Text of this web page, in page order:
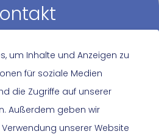
zu uns auf. Wir freuen uns,
helfen gerne weiter!
600 605 50
um Inhalte und Anzeigen zu
für soziale Medien
die Zugriffe auf unserer
Außerdem geben wir
unserer Website